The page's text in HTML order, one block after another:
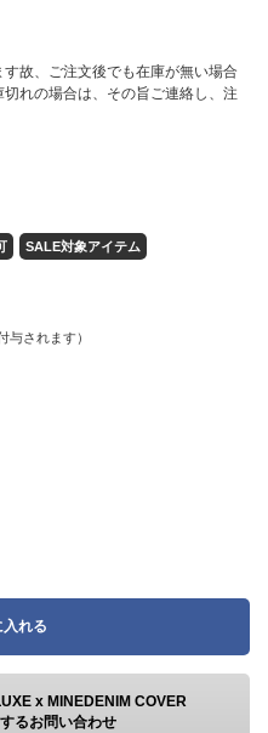
故、ご注文後でも在庫が無い場合
れの場合は、その旨ご連絡し、注
SALE対象アイテム
与されます）
入れる
x MINEDENIM COVER
るお問い合わせ